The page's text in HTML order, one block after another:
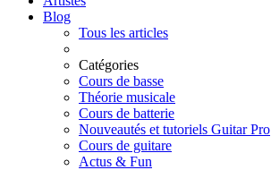
Blog
Tous les articles
Catégories
Cours de basse
Théorie musicale
Cours de batterie
Nouveautés et tutoriels Guitar Pro
Cours de guitare
Actus & Fun